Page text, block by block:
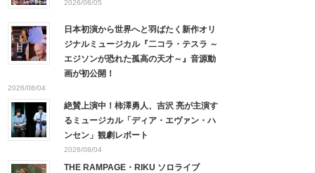
2026/08/05
日本初演から世界へと羽ばたく新作オリ
ジナルミュージカル『二コラ・テスラ ～
エジソンが恐れた孤高の天才～』音源動
画が初公開！
2026/08/04
絶賛上演中！柿澤勇人、吉沢 亮が主演す
るミュージカル「ディア・エヴァン・ハ
ンセン」観劇レポート
2026/08/04
THE RAMPAGE・RIKU ソロライブ